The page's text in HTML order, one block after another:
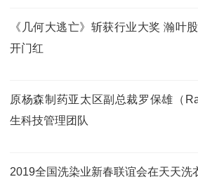
《几何大逃亡》斩获行业大奖 瀚叶
开门红
原杨森制药亚太区副总裁罗保雄（
生科技管理团队
2019全国洗染业新春联谊会在天天洗